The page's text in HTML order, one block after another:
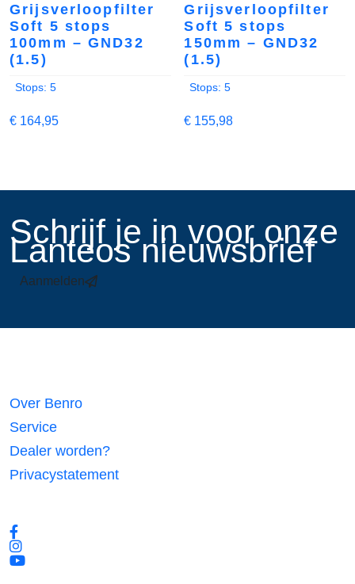
Grijsverloopfilter
Soft 5 stops
100mm – GND32
(1.5)
Stops: 5
€ 164,95
Grijsverloopfilter
Soft 5 stops
150mm – GND32
(1.5)
Stops: 5
€ 155,98
​Schrijf je in voor onze
Lanteos nieuwsbrief
Aanmelden
Over Benro
Service
Dealer worden?
Privacystatement